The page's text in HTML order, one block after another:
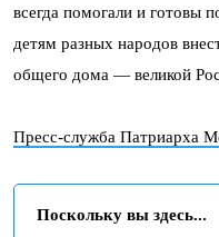
всегда помогали и готовы
детям разных народов
общего дома — великой
Пресс-служба Патриарха
Поскольку вы здесь...